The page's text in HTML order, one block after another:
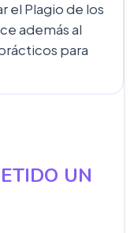
el Plagio de los
además al
para
UN